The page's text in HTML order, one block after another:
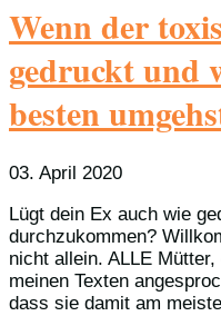
Wenn der
gedruckt und
besten
03. April 2020
Lügt dein Ex auch wie
durchzukommen?
nicht allein. ALLE
meinen Texten
dass sie damit am